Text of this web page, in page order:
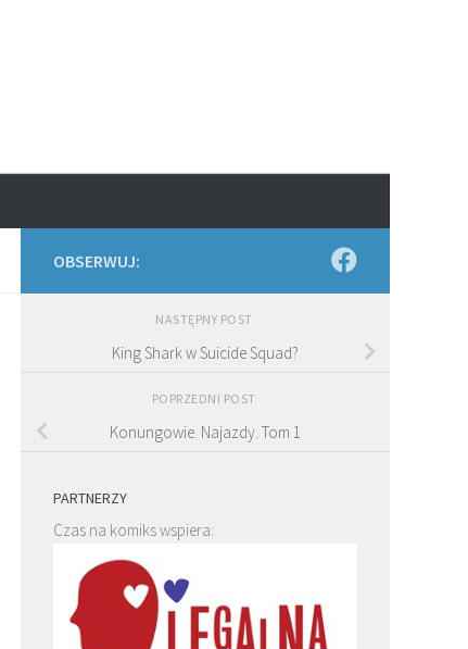
OBSERWUJ:
NASTĘPNY POST
King Shark w Suicide Squad?
POPRZEDNI POST
Konungowie. Najazdy. Tom 1
PARTNERZY
Czas na komiks wspiera: